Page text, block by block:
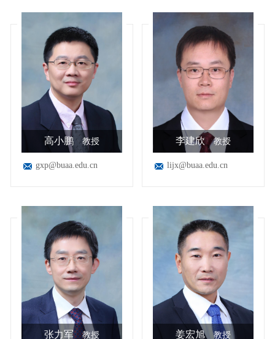
高小鹏 教授
gxp@buaa.edu.cn
李建欣 教授
lijx@buaa.edu.cn
张力军 教授 姜宏旭 教授